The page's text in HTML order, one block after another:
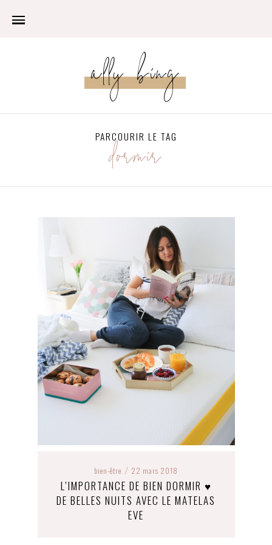
ally bing
PARCOURIR LE TAG
dormir
bien-être / 22 mars 2018
L’IMPORTANCE DE BIEN DORMIR ♥
DE BELLES NUITS AVEC LE MATELAS
EVE